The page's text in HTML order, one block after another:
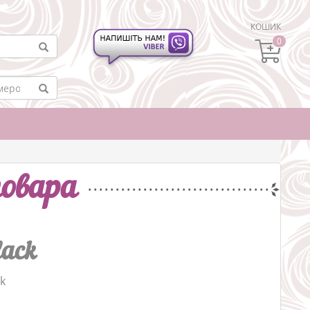
КОШИК
0